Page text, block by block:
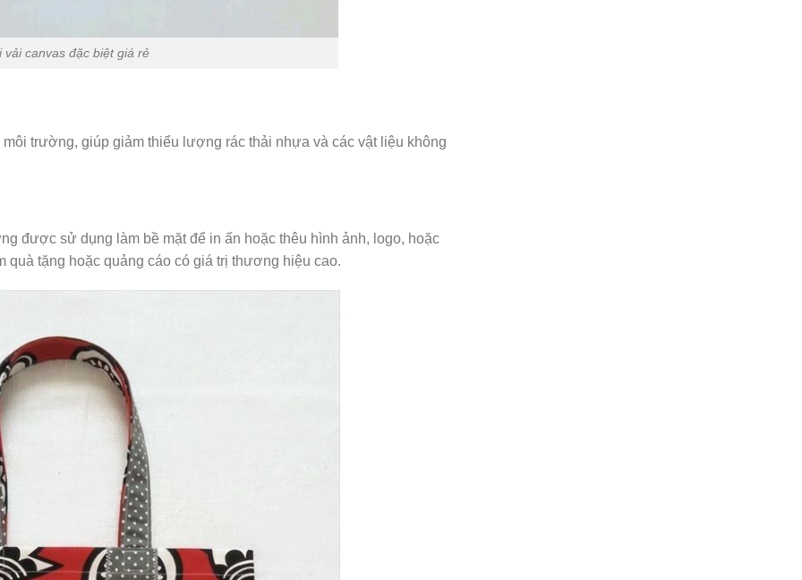
vải canvas đặc biệt giá rẻ
trường, giúp giảm thiểu lượng rác thải nhựa và các vật liệu không
được sử dụng làm bề mặt để in ấn hoặc thêu hình ảnh, logo, hoặc
tặng hoặc quảng cáo có giá trị thương hiệu cao.